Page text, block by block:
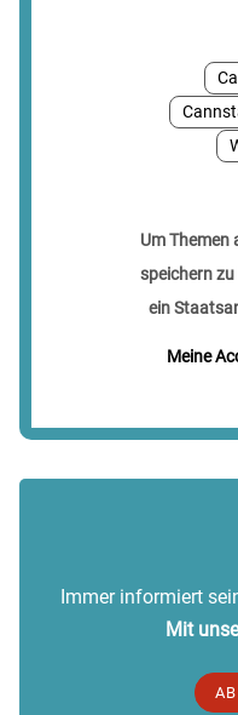
Um Themen
speichern
ein
Meine
Immer informiert
Mit